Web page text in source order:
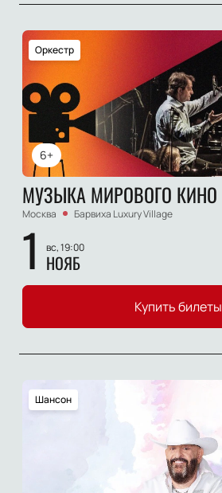
6+
Оркестр
МУЗЫКА МИРОВОГО КИНО
Москва Барвиха Luxury Village
1 вс, 19:00
НОЯБ
Купить билеты
Шансон